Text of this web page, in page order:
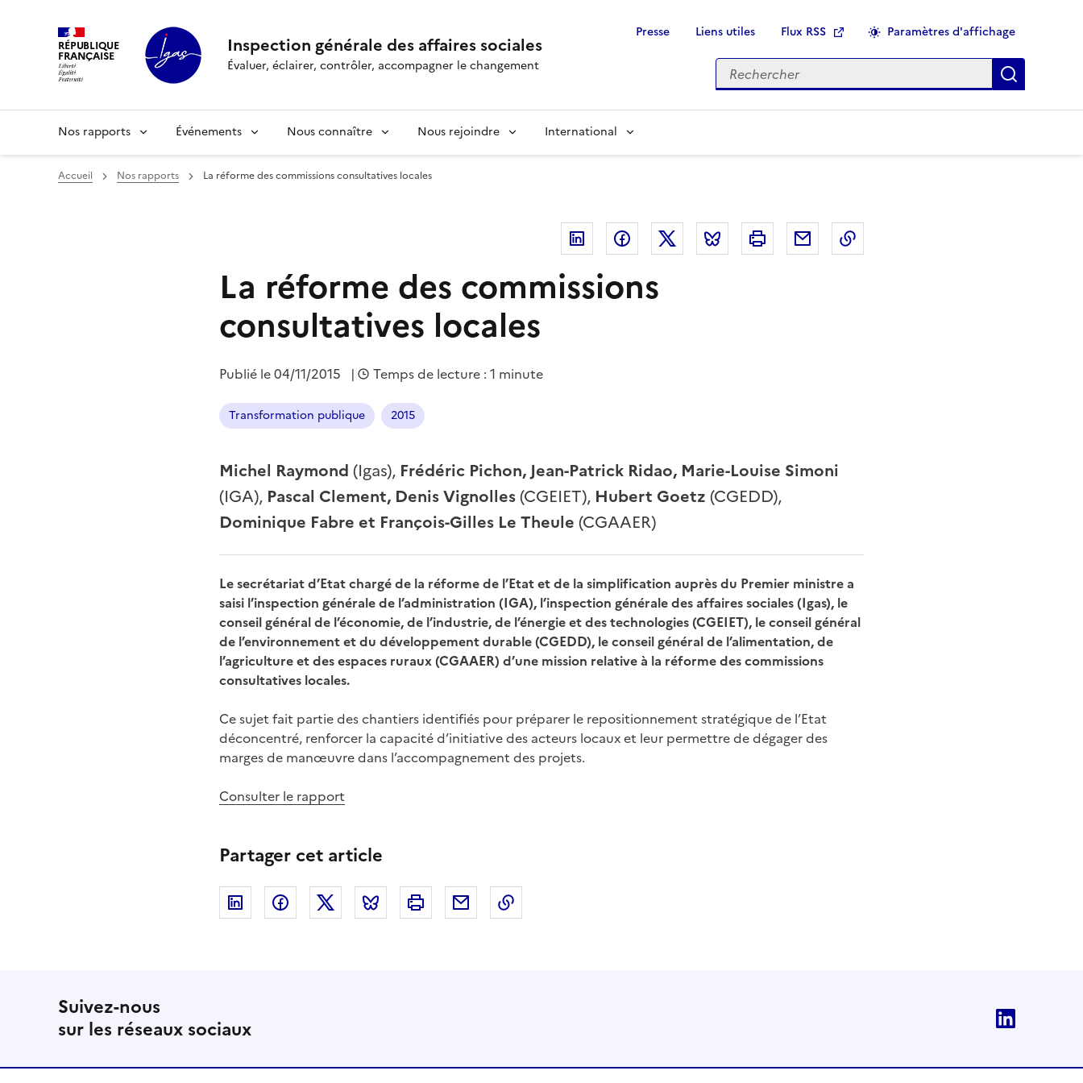
RÉPUBLIQUE
FRANÇAISE Inspection générale des affaires sociales
Évaluer, éclairer, contrôler, accompagner le changement
Presse Liens utiles Flux RSS Paramètres d'affichage
Rechercher
Nos rapports Événements Nous connaître Nous rejoindre International
Accueil Nos rapports La réforme des commissions consultatives locales
Linkedin FacebookTwitter Bluesky Imprimer Courriel
La réforme des commissions
consultatives locales
Publié le04/11/2015 | Temps de lecture : 1 minute
Transformation publique 2015
Michel Raymond (Igas), Frédéric Pichon, Jean-Patrick Ridao, Marie-Louise Simoni
(IGA), Pascal Clement, Denis Vignolles(CGEIET), Hubert Goetz (CGEDD),
Dominique Fabre et François-Gilles Le Theule (CGAAER)
Le secrétariat d’Etat chargé de la réforme de l’Etat et de la simplification auprès du Premier ministre a
saisi l’inspection générale de l’administration (IGA), l’inspection générale des affaires sociales (Igas), le
conseil général de l’économie, de l’industrie, de l’énergie et des technologies (CGEIET), le conseil général
de l’environnement et du développement durable (CGEDD), le conseil général de l’alimentation, de
l’agriculture et des espaces ruraux (CGAAER) d’une mission relative à la réforme des commissions
consultatives locales.
Ce sujet fait partie des chantiers identifiés pour préparer le repositionnement stratégique de l’Etat
déconcentré, renforcer la capacité d’initiative des acteurs locaux et leur permettre de dégager des
marges de manœuvre dans l’accompagnement des projets.
Consulter le rapport
Partager cet article
Linkedin FacebookTwitter Bluesky Imprimer Courriel
Suivez-nous
sur les réseaux sociaux